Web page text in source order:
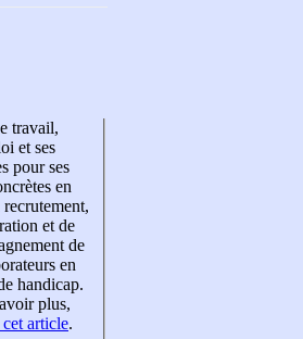
travail,
et ses
pour ses
en
et de
de
en
handicap.
plus,
article.